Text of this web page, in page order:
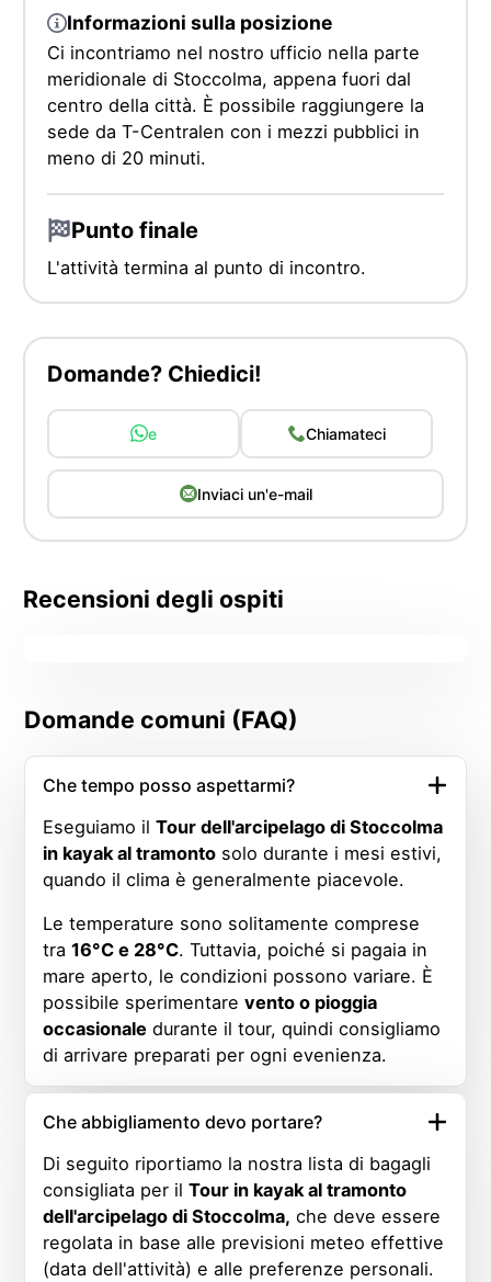
Informazioni sulla posizione
Ci incontriamo nel nostro ufficio nella parte
meridionale di Stoccolma, appena fuori dal
centro della città. È possibile raggiungere la
sede da T-Centralen con i mezzi pubblici in
meno di 20 minuti.
Punto finale
L'attività termina al punto di incontro.
Domande? Chiedici!
e Chiamateci
Inviaci un'e-mail
Recensioni degli ospiti
Domande comuni (FAQ)
Che tempo posso aspettarmi?
Eseguiamo ilTour dell'arcipelago di Stoccolma
in kayak al tramonto solo durante i mesi estivi,
quando il clima è generalmente piacevole.
Le temperature sono solitamente comprese
tra16°C e 28°C. Tuttavia, poiché si pagaia in
mare aperto, le condizioni possono variare. È
possibile sperimentarevento o pioggia
occasionale durante il tour, quindi consigliamo
di arrivare preparati per ogni evenienza.
Che abbigliamento devo portare?
Di seguito riportiamo la nostra lista di bagagli
consigliata per ilTour in kayak al tramonto
dell'arcipelago di Stoccolma, che deve essere
regolata in base alle previsioni meteo effettive
(data dell'attività) e alle preferenze personali.